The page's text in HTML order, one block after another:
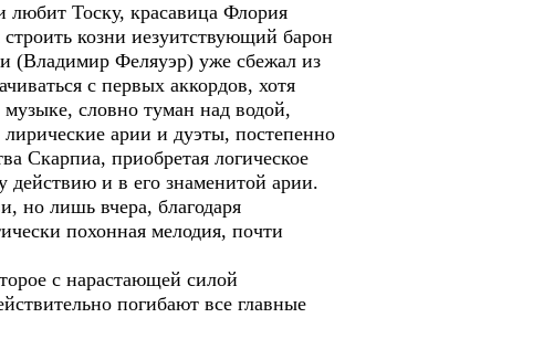
Тоску, красавица Флория
козни иезуитствующий барон
(Владимир Феляуэр) уже сбежал из
с первых аккордов, хотя
словно туман над водой,
арии и дуэты, постепенно
Скарпиа, приобретая логическое
действию и в его знаменитой арии.
но лишь вчера, благодаря
похонная мелодия, почти
с нарастающей силой
погибают все главные